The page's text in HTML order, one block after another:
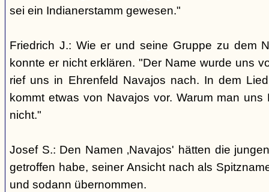
sei ein Indianerstamm gewesen."
Friedrich J.: Wie er und seine Gruppe zu dem
konnte er nicht erklären. "Der Name wurde uns
rief uns in Ehrenfeld Navajos nach. In dem
kommt etwas von Navajos vor. Warum man
nicht."
Josef S.: Den Namen ‚Navajos' hätten die
getroffen habe, seiner Ansicht nach als
und sodann übernommen.